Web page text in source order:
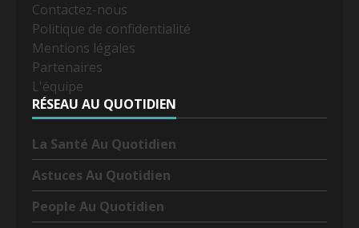
Contactez-nous
Politique de confidentialité
Mentions légales
Partenaires
L'équipe
RÉSEAU AU QUOTIDIEN
La Santé Au Quotidien
Astuces Au Quotidien
People Au Quotidien